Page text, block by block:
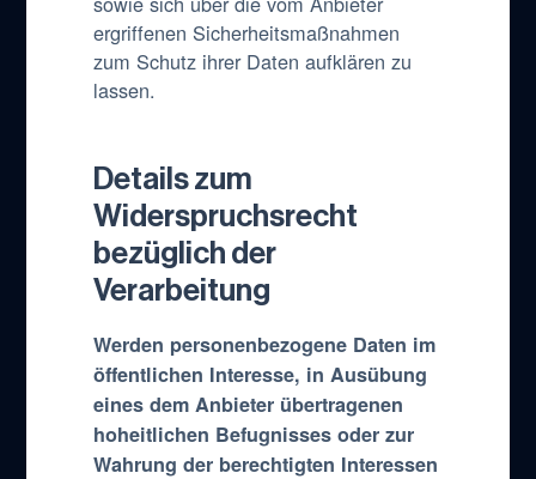
ergriffenen Sicherheitsmaßnahmen
zum Schutz ihrer Daten aufklären zu
lassen.
Details zum
Widerspruchsrecht
bezüglich der
Verarbeitung
Werden personenbezogene Daten im
öffentlichen Interesse, in Ausübung
eines dem Anbieter übertragenen
hoheitlichen Befugnisses oder zur
Wahrung der berechtigten Interessen